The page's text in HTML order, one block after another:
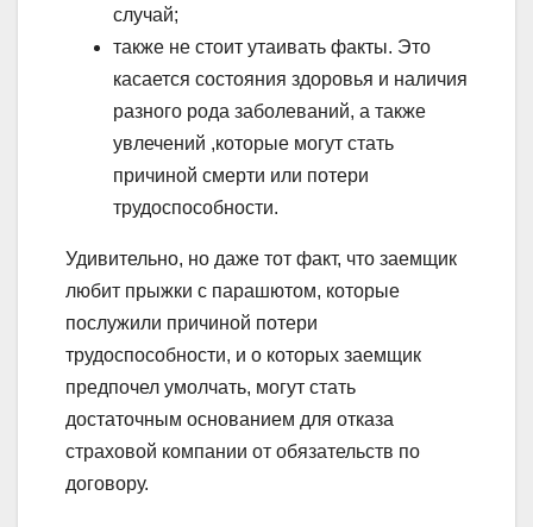
случай;
также не стоит утаивать факты. Это
касается состояния здоровья и наличия
разного рода заболеваний, а также
увлечений ,которые могут стать
причиной смерти или потери
трудоспособности.
Удивительно, но даже тот факт, что заемщик
любит прыжки с парашютом, которые
послужили причиной потери
трудоспособности, и о которых заемщик
предпочел умолчать, могут стать
достаточным основанием для отказа
страховой компании от обязательств по
договору.